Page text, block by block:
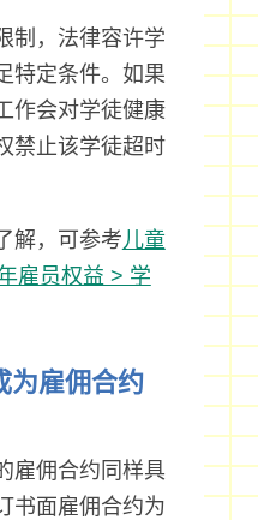
制，法律容许学
特定条件。如果
作会对学徒健康
禁止该学徒超时
解，可参考儿童
雇员权益 > 学
为雇佣合约
雇佣合约同样具
书面雇佣合约为